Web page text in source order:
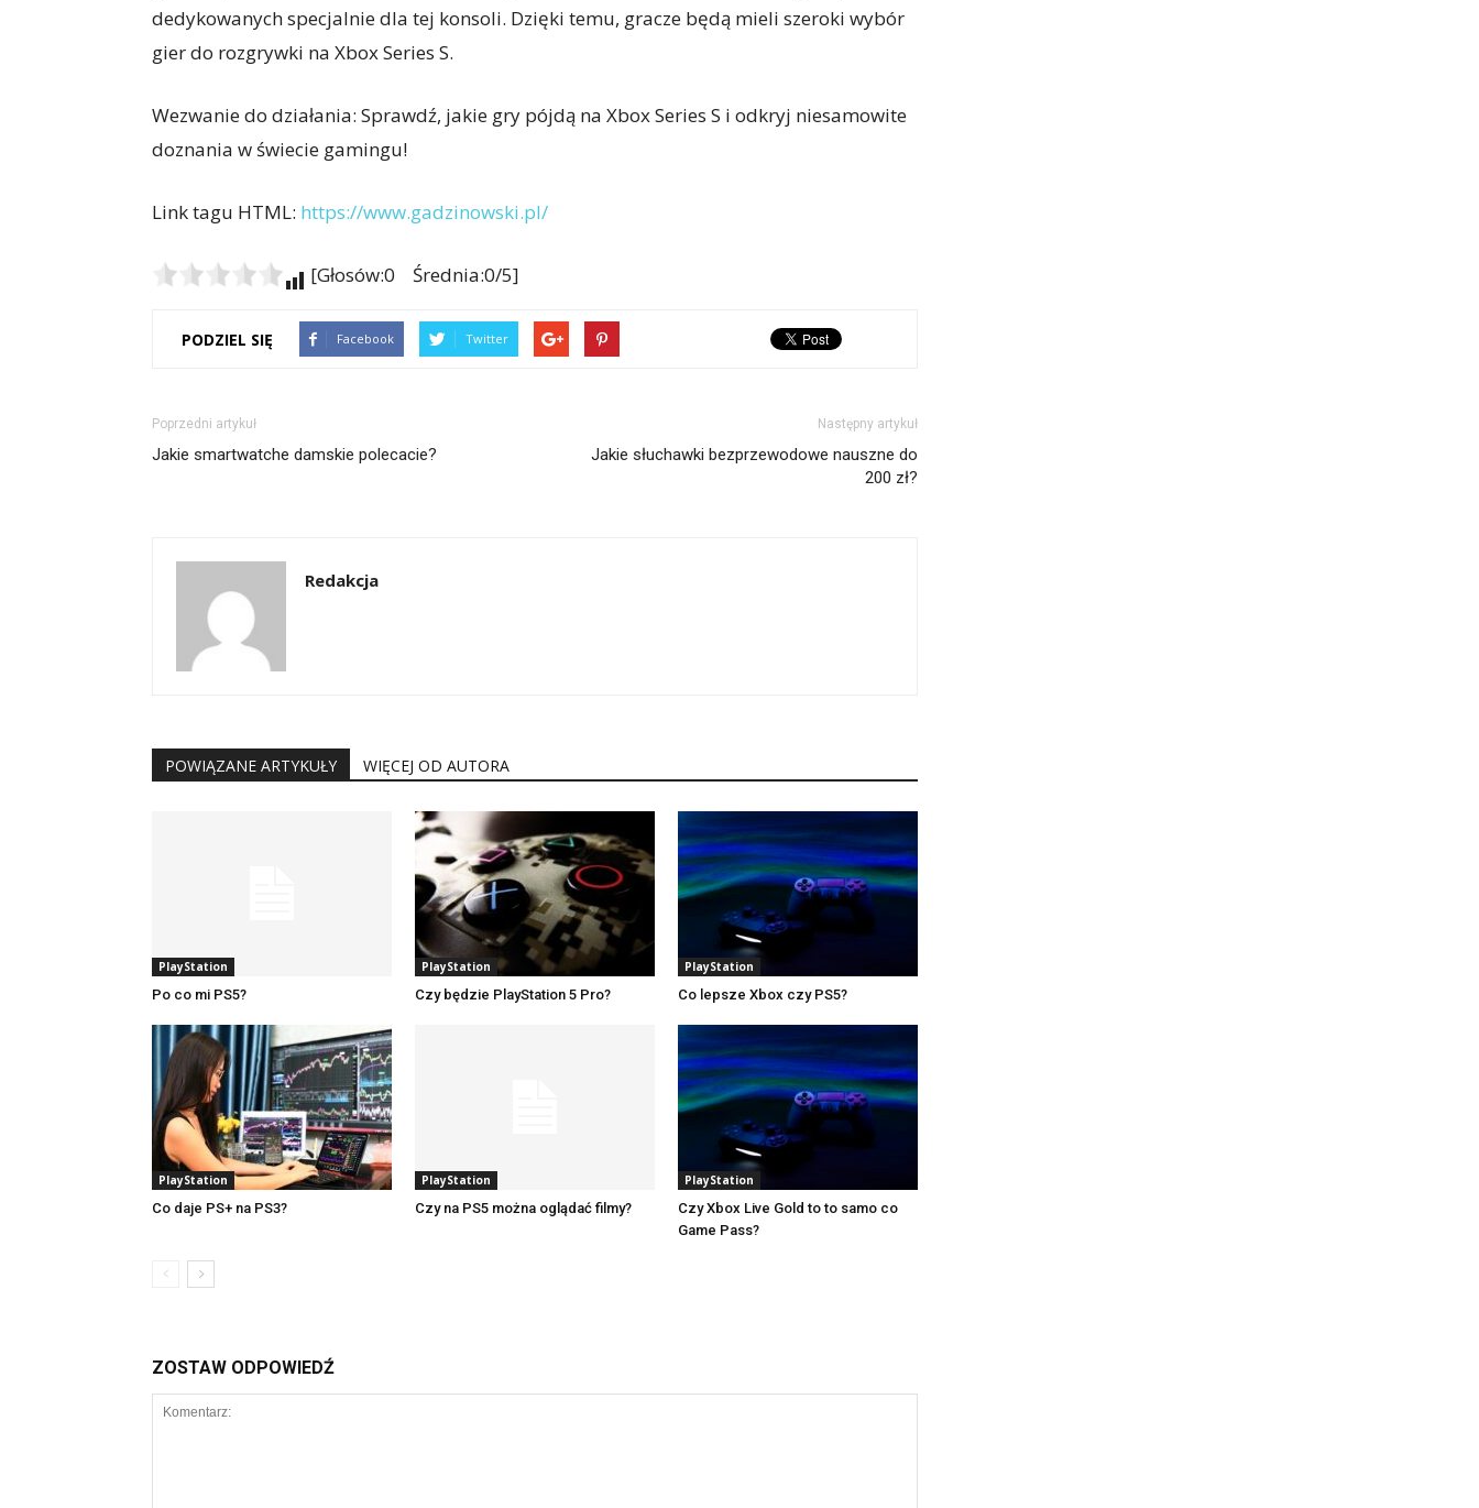
dedykowanych specjalnie dla tej konsoli. Dzięki temu, gracze będą mieli szeroki wybór
gier do rozgrywki na Xbox Series S.
Wezwanie do działania: Sprawdź, jakie gry pójdą na Xbox Series S i odkryj niesamowite
doznania w świecie gamingu!
Link tagu HTML: https://www.gadzinowski.pl/
[Głosów:0 Średnia:0/5]
PODZIEL SIĘ Facebook Twitter
Poprzedni artykuł
Jakie smartwatche damskie polecacie?
Następny artykuł
Jakie słuchawki bezprzewodowe nauszne do
200 zł?
Redakcja
POWIĄZANE ARTYKUŁY WIĘCEJ OD AUTORA
PlayStation
Po co mi PS5?
PlayStation
Czy będzie PlayStation 5 Pro?
PlayStation
Co lepsze Xbox czy PS5?
PlayStation
Co daje PS+ na PS3?
PlayStation
Czy na PS5 można oglądać filmy?
PlayStation
Czy Xbox Live Gold to to samo co
Game Pass?
ZOSTAW ODPOWIEDŹ